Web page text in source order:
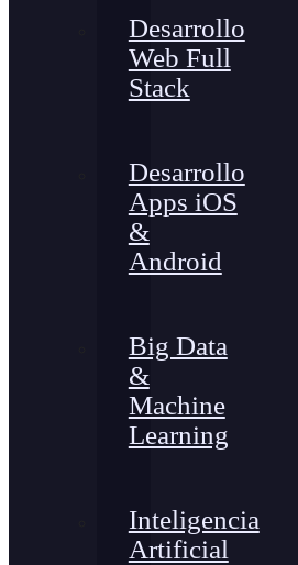
Desarrollo
Web Full
Stack
Desarrollo
Apps iOS
&
Android
Big Data
&
Machine
Learning
Inteligencia
Artificial